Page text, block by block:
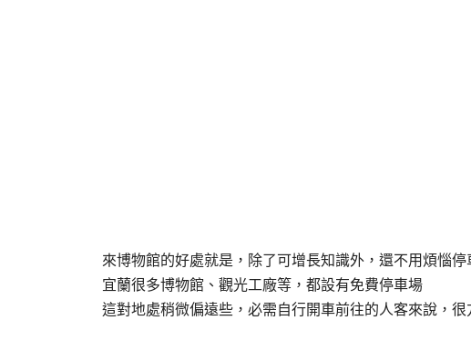
來博物館的好處就是，除了可增長知識外，還不用煩惱停
宜蘭很多博物館、觀光工廠等，都設有免費停車場
這對地處稍微偏遠些，必需自行開車前往的人客來說，很